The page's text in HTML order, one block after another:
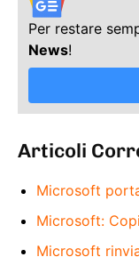
Per restare
News!
Articoli
Microsoft
Microsoft:
Microsoft